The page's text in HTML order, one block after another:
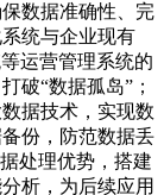
数据准确性、完
统与企业现有
运营管理系统的
破“数据孤岛”；
据技术，实现数
份，防范数据丢
处理优势，搭建
析，为后续应用